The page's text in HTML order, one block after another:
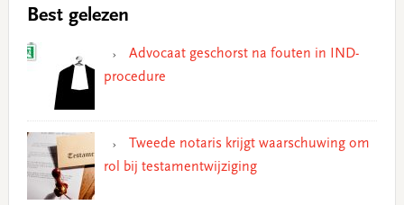
Best gelezen
Advocaat geschorst na fouten in IND-
procedure
Tweede notaris krijgt waarschuwing om
rol bij testamentwijziging